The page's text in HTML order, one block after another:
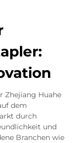
Zhejiang Huahe
dem
durch
und
Branchen wie